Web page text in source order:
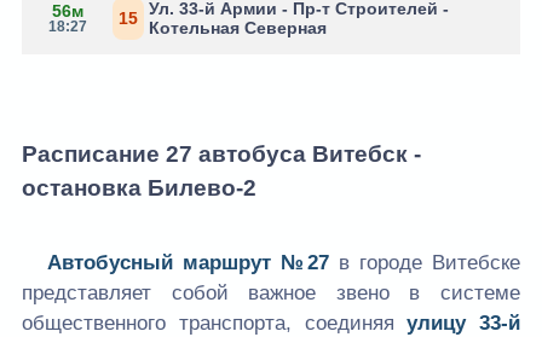
56м
18:27 15 Ул. 33-й Армии - Пр-т Строителей -
Котельная Северная
Расписание 27 автобуса Витебск -
остановка Билево-2
Автобусный маршрут №27 в городе Витебске
представляет собой важное звено в системе
общественного транспорта, соединяяулицу 33-й